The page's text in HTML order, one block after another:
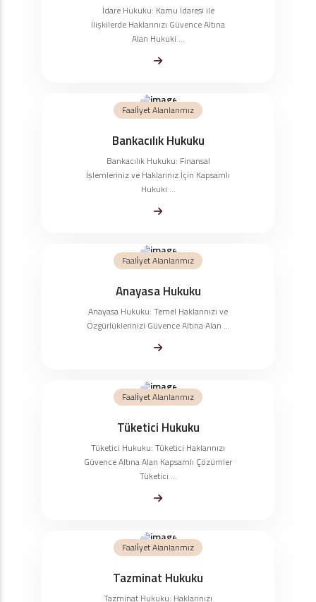
İdare Hukuku: Kamu İdaresi ile
İlişkilerde Haklarınızı Güvence Altına
Alan Hukuki ...
Faali̇yet Alanlarımız
Bankacılık Hukuku
Bankacılık Hukuku: Finansal
İşlemleriniz ve Haklarınız İçin Kapsamlı
Hukuki ...
Faali̇yet Alanlarımız
Anayasa Hukuku
Anayasa Hukuku: Temel Haklarınızı ve
Özgürlüklerinizi Güvence Altına Alan ...
Faali̇yet Alanlarımız
Tüketici Hukuku
Tüketici Hukuku: Tüketici Haklarınızı
Güvence Altına Alan Kapsamlı Çözümler
Tüketici ...
Faali̇yet Alanlarımız
Tazminat Hukuku
Tazminat Hukuku: Haklarınızı